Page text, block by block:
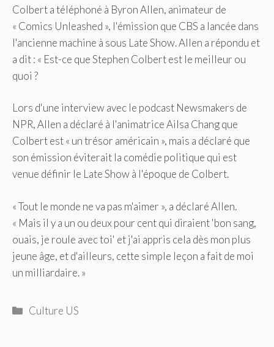
Colbert a téléphoné à Byron Allen, animateur de
« Comics Unleashed », l'émission que CBS a lancée dans
l'ancienne machine à sous Late Show. Allen a répondu et
a dit : « Est-ce que Stephen Colbert est le meilleur ou
quoi ?
Lors d'une interview avec le podcast Newsmakers de
NPR, Allen a déclaré à l'animatrice Ailsa Chang que
Colbert est « un trésor américain », mais a déclaré que
son émission éviterait la comédie politique qui est
venue définir le Late Show à l'époque de Colbert.
« Tout le monde ne va pas m'aimer », a déclaré Allen.
« Mais il y a un ou deux pour cent qui diraient 'bon sang,
ouais, je roule avec toi' et j'ai appris cela dès mon plus
jeune âge, et d'ailleurs, cette simple leçon a fait de moi
un milliardaire. »
Catégories
Culture US